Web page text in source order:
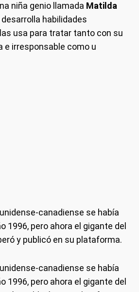
niña genio llamada Matilda
desarrolla habilidades
usa para tratar tanto con su
e irresponsable como u
canadiense se había
1996, pero ahora el gigante del
y publicó en su plataforma.
canadiense se había
1996, pero ahora el gigante del